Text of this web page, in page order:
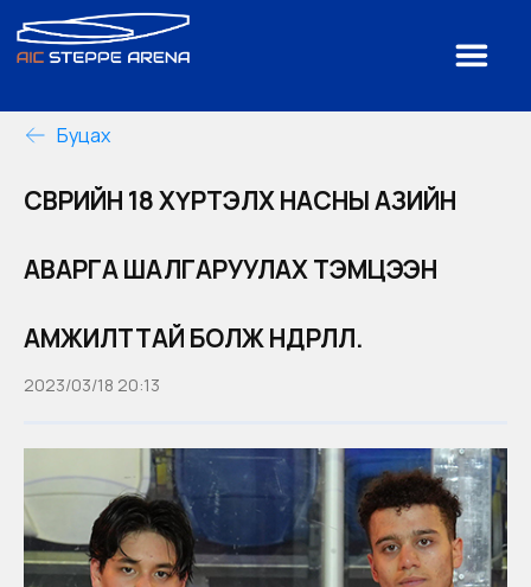
Буцах
ӨСВӨРИЙН 18 ХҮРТЭЛХ НАСНЫ АЗИЙН
АВАРГА ШАЛГАРУУЛАХ ТЭМЦЭЭН
АМЖИЛТТАЙ БОЛЖ ӨНДӨРЛӨЛӨӨ.
2023/03/18 20:13